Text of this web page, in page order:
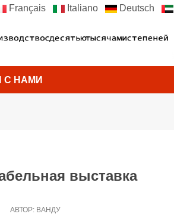
Français Italiano Deutsch
С НАМИ
выставка
АВТОР: ВАНДУ